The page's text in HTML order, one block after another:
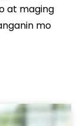
at maging
mo